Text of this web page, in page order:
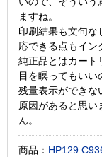
ますね。
印刷結果も文句な
応できる点もイン
純正品とはカート
目を瞑ってもいい
残量表示ができな
原因があると思
ん。
商品： HP129